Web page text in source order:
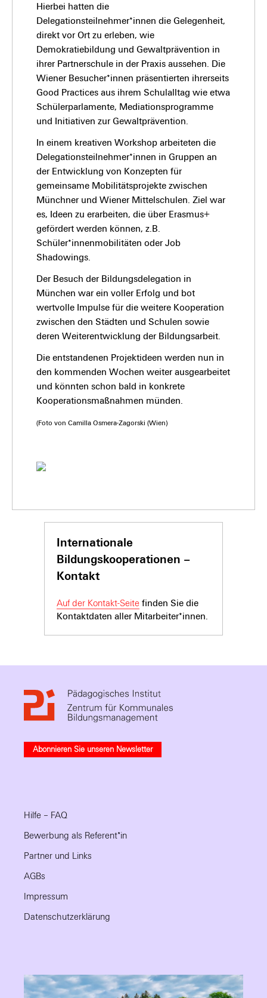
Hierbei hatten die
Delegationsteilnehmer*innen die Gelegenheit,
direkt vor Ort zu erleben, wie
Demokratiebildung und Gewaltprävention in
ihrer Partnerschule in der Praxis aussehen. Die
Wiener Besucher*innen präsentierten ihrerseits
Good Practices aus ihrem Schulalltag wie etwa
Schülerparlamente, Mediationsprogramme
und Initiativen zur Gewaltprävention.
In einem kreativen Workshop arbeiteten die
Delegationsteilnehmer*innen in Gruppen an
der Entwicklung von Konzepten für
gemeinsame Mobilitätsprojekte zwischen
Münchner und Wiener Mittelschulen. Ziel war
es, Ideen zu erarbeiten, die über Erasmus+
gefördert werden können, z.B.
Schüler*innenmobilitäten oder Job
Shadowings.
Der Besuch der Bildungsdelegation in
München war ein voller Erfolg und bot
wertvolle Impulse für die weitere Kooperation
zwischen den Städten und Schulen sowie
deren Weiterentwicklung der Bildungsarbeit.
Die entstandenen Projektideen werden nun in
den kommenden Wochen weiter ausgearbeitet
und könnten schon bald in konkrete
Kooperationsmaßnahmen münden.
(Foto von Camilla Osmera-Zagorski (Wien)
Internationale
Bildungskooperationen –
Kontakt
Auf der Kontakt-Seite finden Sie die
Kontaktdaten aller Mitarbeiter*innen.
Abonnieren Sie unseren Newsletter
Hilfe – FAQ
Bewerbung als Referent*in
Partner und Links
AGBs
Impressum
Datenschutzerklärung